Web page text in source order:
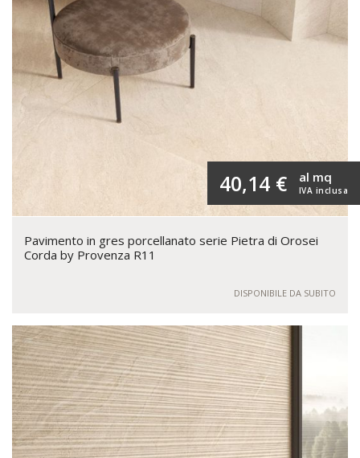
40,14 € IVA inclusa
al mq
Pavimento in gres porcellanato serie Pietra di Orosei
Corda by Provenza R11
DISPONIBILE DA SUBITO